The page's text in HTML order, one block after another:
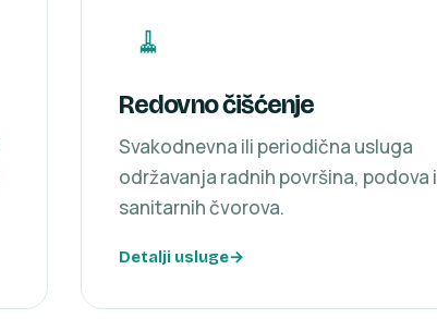
🧹
Redovno čišćenje
Svakodnevna ili periodična usluga
održavanja radnih površina, podova i
sanitarnih čvorova.
Detalji usluge